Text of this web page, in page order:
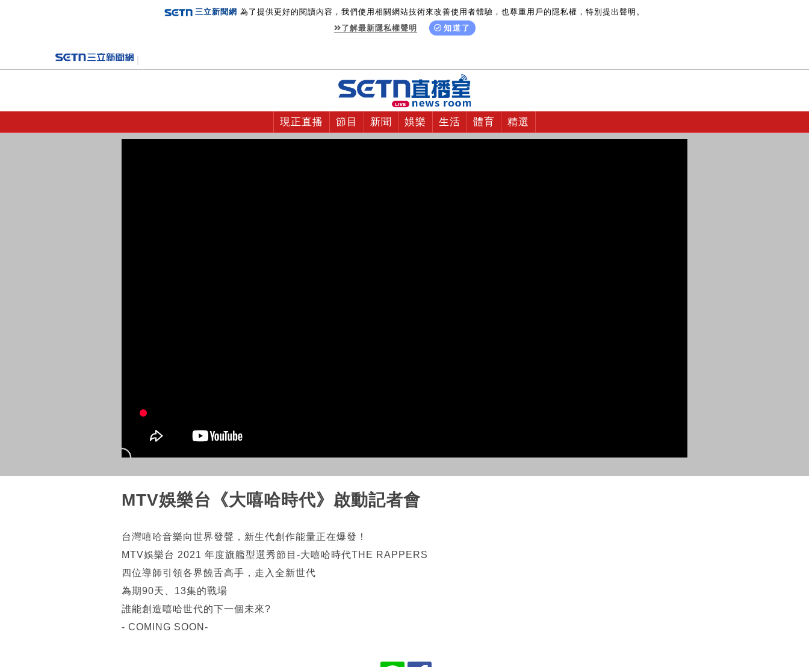
三立新聞網 為了提供更好的閱讀內容，我們使用相關網站技術來改善使用者體驗，也尊重用戶的隱私權，特別提出聲明。
了解最新隱私權聲明
知道了
現正直播 節目 新聞 娛樂 生活 體育 精選
MTV娛樂台《大嘻哈時代》啟動記者會
台灣嘻哈音樂向世界發聲，新生代創作能量正在爆發！
MTV娛樂台 2021 年度旗艦型選秀節目-大嘻哈時代THE RAPPERS
四位導師引領各界饒舌高手，走入全新世代
為期90天、13集的戰場
誰能創造嘻哈世代的下一個未來?
- COMING SOON-